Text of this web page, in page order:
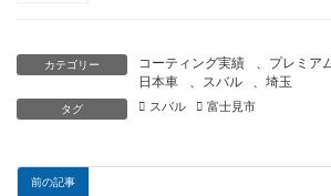
カテゴリー コーティング実績 、 プレミア
日本車
、 スバル 、埼玉
タグ スバル 富士見市
前の記事